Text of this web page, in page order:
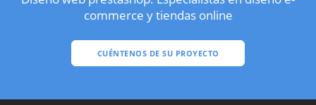
commerce y tiendas online
CUÉNTENOS DE SU PROYECTO